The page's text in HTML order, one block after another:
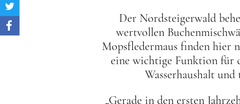
Der Nordsteigerwald
wertvollen
Mopsfledermaus finden hier
eine wichtige Funktion für
Wasserhaushalt
„Gerade in den ersten